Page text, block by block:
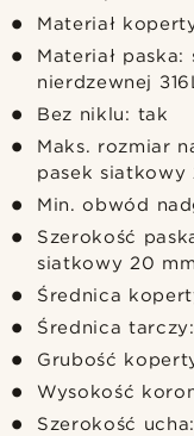
Materiał
Materiał
nierdzewnej
Bez niklu: tak
Maks. rozmiar
pasek siatkowy
Min. obwód
Szerokość
siatkowy 20 mm
Średnica
Średnica
Grubość
Wysokość
Szerokość